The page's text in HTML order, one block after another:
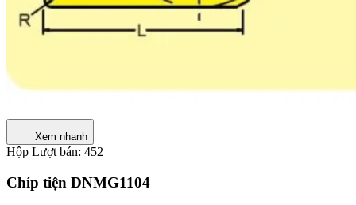
Xem nhanh
Hộp Lượt bán: 452
Chíp tiện DNMG1104